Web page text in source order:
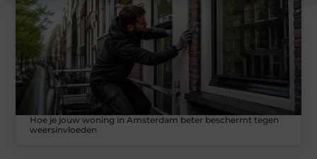
Hoe je jouw woning in Amsterdam beter beschermt tegen
weersinvloeden